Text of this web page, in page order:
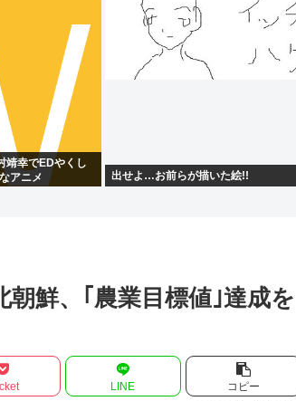
靖幸でEDやくし
アニメ
出せよ…お前らが描いた絵!!
鮮、｢農業目標値｣達成を
LINE コピー